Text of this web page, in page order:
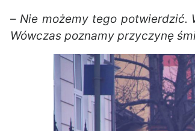
–Nie możemy tego potwierdzić.
Wówczas poznamy przyczynę